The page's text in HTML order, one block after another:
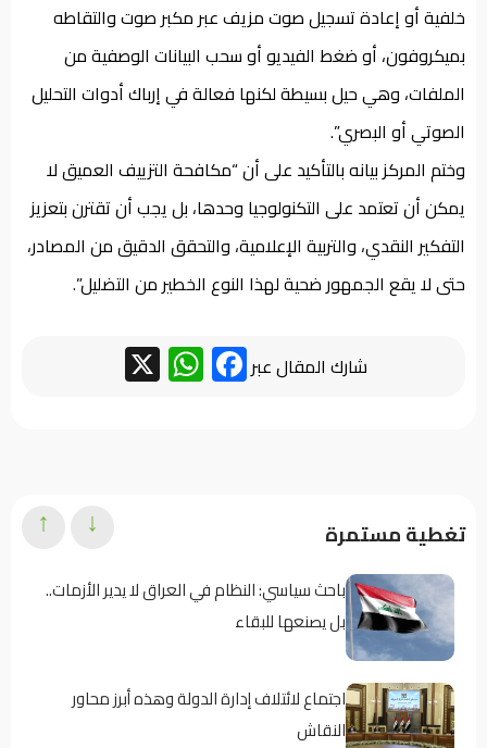
خلفية أو إعادة تسجيل صوت مزيف عبر مكبر صوت والتقاطه
بميكروفون، أو ضغط الفيديو أو سحب البيانات الوصفية من
الملفات، وهي حيل بسيطة لكنها فعالة في إرباك أدوات التحليل
الصوتي أو البصري”.
وختم المركز بيانه بالتأكيد على أن “مكافحة التزييف العميق لا
يمكن أن تعتمد على التكنولوجيا وحدها، بل يجب أن تقترن بتعزيز
التفكير النقدي، والتربية الإعلامية، والتحقق الدقيق من المصادر،
حتى لا يقع الجمهور ضحية لهذا النوع الخطير من التضليل”.
شارك المقال عبر Facebook
WhatsApp
تغطية مستمرة
باحث سياسي: النظام في العراق لا يدير الأزمات..
بل يصنعها للبقاء
اجتماع لائتلاف إدارة الدولة وهذه أبرز محاور
النقاش
↓
↑